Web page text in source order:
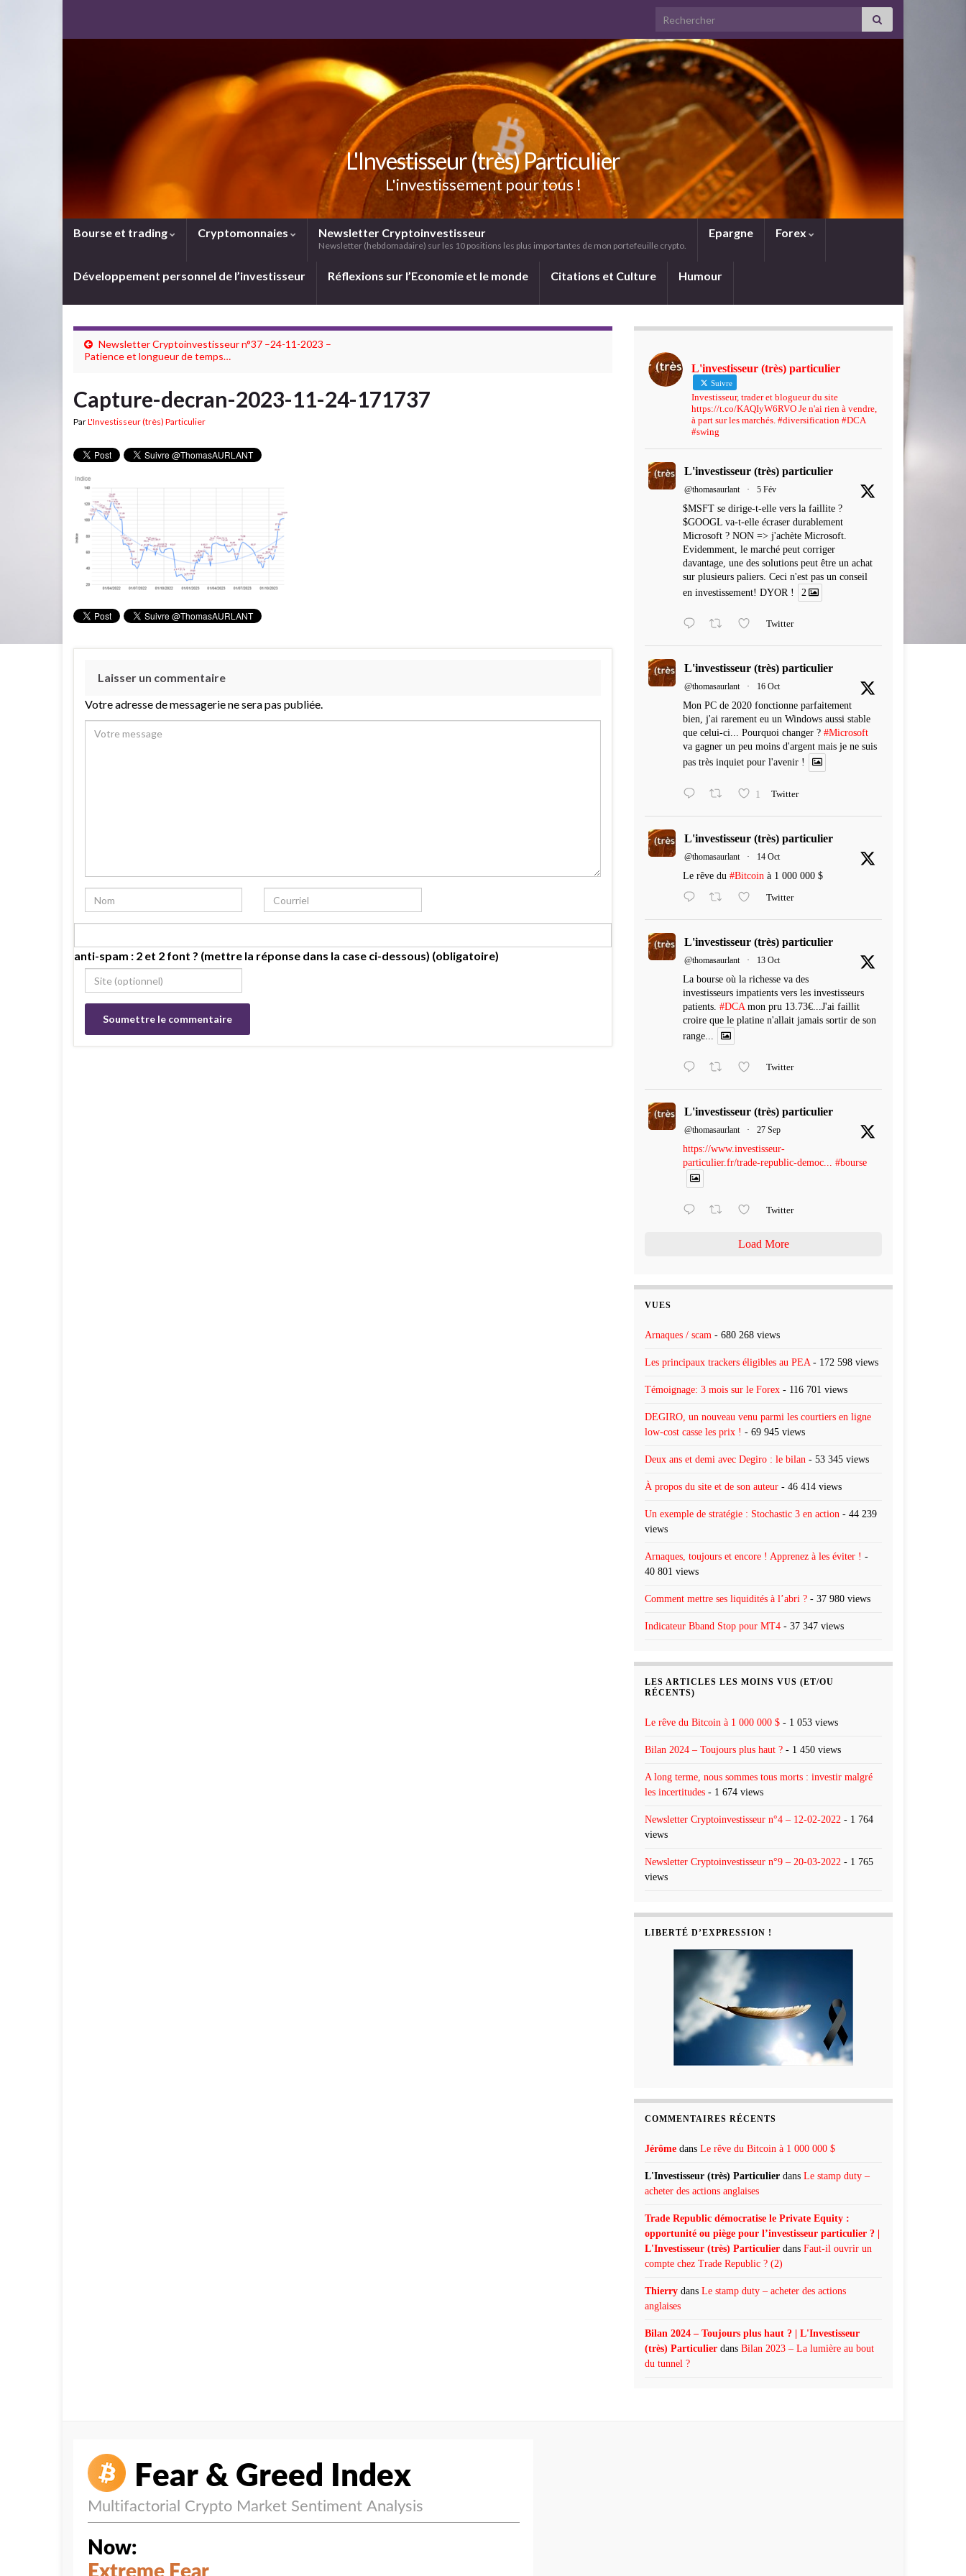
Search for:
L'Investisseur (très) Particulier
L'investissement pour tous !
Bourse et trading Cryptomonnaies Newsletter Cryptoinvestisseur
Newsletter (hebdomadaire) sur les 10 positions les plus importantes de mon portefeuille crypto.
Epargne Forex
Développement personnel de l’investisseur Réflexions sur l’Economie et le monde Citations et Culture Humour
Newsletter Cryptoinvestisseur n°37 –24-11-2023 –
Patience et longueur de temps…
Capture-decran-2023-11-24-171737
ParL'Investisseur (très) Particulier
Laisser un commentaire
Votre adresse de messagerie ne sera pas publiée.
anti-spam : 2 et 2 font ? (mettre la réponse dans la case ci-dessous) (obligatoire)
L'investisseur (très) particulier
Suivre
Investisseur, trader et blogueur du site
https://t.co/KAQIyW6RVO Je n'ai rien à vendre,
à part sur les marchés. #diversification #DCA
#swing
L'investisseur (très) particulier
@thomasaurlant · 5 Fév
$MSFT se dirige-t-elle vers la faillite ?
$GOOGL va-t-elle écraser durablement
Microsoft ? NON => j'achète Microsoft.
Evidemment, le marché peut corriger
davantage, une des solutions peut être un achat
sur plusieurs paliers. Ceci n'est pas un conseil
en investissement! DYOR !
2
Twitter
L'investisseur (très) particulier
@thomasaurlant · 16 Oct
Mon PC de 2020 fonctionne parfaitement
bien, j'ai rarement eu un Windows aussi stable
que celui-ci... Pourquoi changer ? #Microsoft
va gagner un peu moins d'argent mais je ne suis
pas très inquiet pour l'avenir !
1 Twitter
L'investisseur (très) particulier
@thomasaurlant · 14 Oct
Le rêve du #Bitcoin à 1 000 000 $
Twitter
L'investisseur (très) particulier
@thomasaurlant · 13 Oct
La bourse où la richesse va des
investisseurs impatients vers les investisseurs
patients. #DCAmon pru 13.73€...J'ai faillit
croire que le platine n'allait jamais sortir de son
range...
Twitter
L'investisseur (très) particulier
@thomasaurlant · 27 Sep
https://www.investisseur-
particulier.fr/trade-republic-democ... #bourse
Twitter
Load More
VUES
Arnaques / scam - 680 268 views
Les principaux trackers éligibles au PEA - 172 598 views
Témoignage: 3 mois sur le Forex - 116 701 views
DEGIRO, un nouveau venu parmi les courtiers en ligne
low-cost casse les prix ! - 69 945 views
Deux ans et demi avec Degiro : le bilan - 53 345 views
À propos du site et de son auteur - 46 414 views
Un exemple de stratégie : Stochastic 3 en action - 44 239
views
Arnaques, toujours et encore ! Apprenez à les éviter ! -
40 801 views
Comment mettre ses liquidités à l’abri ? - 37 980 views
Indicateur Bband Stop pour MT4 - 37 347 views
LES ARTICLES LES MOINS VUS (ET/OU
RÉCENTS)
Le rêve du Bitcoin à 1 000 000 $ - 1 053 views
Bilan 2024 – Toujours plus haut ? - 1 450 views
A long terme, nous sommes tous morts : investir malgré
les incertitudes - 1 674 views
Newsletter Cryptoinvestisseur n°4 – 12-02-2022 - 1 764
views
Newsletter Cryptoinvestisseur n°9 – 20-03-2022 - 1 765
views
LIBERTÉ D’EXPRESSION !
COMMENTAIRES RÉCENTS
Jérôme dans Le rêve du Bitcoin à 1 000 000 $
L'Investisseur (très) Particulier dans Le stamp duty –
acheter des actions anglaises
Trade Republic démocratise le Private Equity :
opportunité ou piège pour l’investisseur particulier ? |
L'Investisseur (très) Particulier dans Faut-il ouvrir un
compte chez Trade Republic ? (2)
Thierry dans Le stamp duty – acheter des actions
anglaises
Bilan 2024 – Toujours plus haut ? | L'Investisseur
(très) Particulier dans Bilan 2023 – La lumière au bout
du tunnel ?